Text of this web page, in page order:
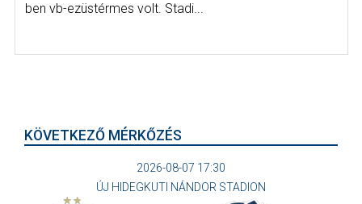
ben vb-ezüstérmes volt. Stadi...
KÖVETKEZŐ MÉRKŐZÉS
2026-08-07 17:30
ÚJ HIDEGKUTI NÁNDOR STADION